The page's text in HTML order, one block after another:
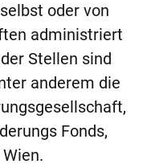
oder von
administriert
Stellen sind
anderem die
Fonds,